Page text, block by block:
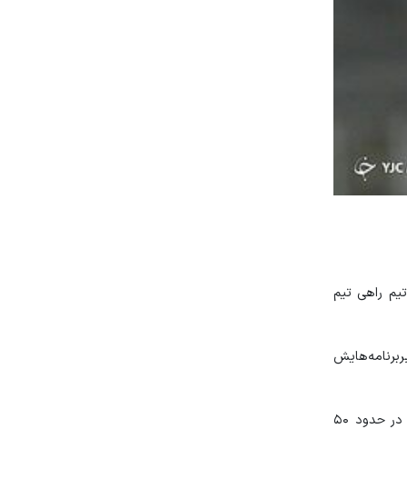
راهی تیم
تمیروف برای فسخ قرارداد با پرسپولیس علاوه بر گرفتن طلبش از فصل گذشته، حدود دو ماه حقوق خود را دریافت کرد که این رقم چیزی در حدود ۵۰